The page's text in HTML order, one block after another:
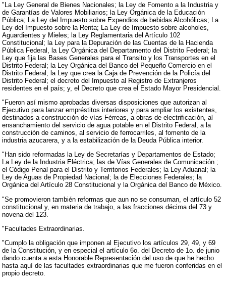
"La Ley General de Bienes Nacionales; la Ley de Fomento a la Industria y
de Garantías de Valores Mobiliarios; la Ley Orgánica de la Educación
Pública; La Ley del Impuesto sobre Expendios de bebidas Alcohólicas; La
Ley del Impuesto sobre la Renta; La Ley de Impuesto sobre alcoholes,
Aguardientes y Mieles; la Ley Reglamentaria del Artículo 102
Constitucional; la Ley para la Depuración de las Cuentas de la Hacienda
Pública Federal, la Ley Orgánica del Departamento del Distrito Federal; la
Ley que fija las Bases Generales para el Transito y los Transportes en el
Distrito Federal; la Ley Orgánica del Banco del Pequeño Comercio en el
Distrito Federal; la Ley que crea la Caja de Prevención de la Policía del
Distrito Federal; el decreto del Impuesto al Registro de Extranjeros
residentes en el país; y, el Decreto que crea el Estado Mayor Presidencial.
"Fueron así mismo aprobadas diversas disposiciones que autorizan al
Ejecutivo para lanzar empréstitos interiores y para ampliar los existentes,
destinados a construcción de vías Férreas, a obras de electrificación, al
ensanchamiento del servicio de agua potable en el Distrito Federal, a la
construcción de caminos, al servicio de ferrocarriles, al fomento de la
industria azucarera, y a la estabilización de la Deuda Pública interior.
"Han sido reformadas la Ley de Secretarías y Departamentos de Estado;
La Ley de la Industria Eléctrica; las de Vías Generales de Comunicación ;
el Código Penal para el Distrito y Territorios Federales; la Ley Aduanal; la
Ley de Aguas de Propiedad Nacional; la de Elecciones Federales; la
Orgánica del Artículo 28 Constitucional y la Orgánica del Banco de México.
"Se promovieron también reformas que aun no se consuman, el artículo 52
constitucional y, en materia de trabajo, a las fracciones décima del 73 y
novena del 123.
"Facultades Extraordinarias.
"Cumplo la obligación que imponen al Ejecutivo los artículos 29, 49, y 69
de la Constitución, y en especial el artículo 6o. del Decreto de 1o. de junio
dando cuenta a esta Honorable Representación del uso de que he hecho
hasta aquí de las facultades extraordinarias que me fueron conferidas en el
propio decreto.